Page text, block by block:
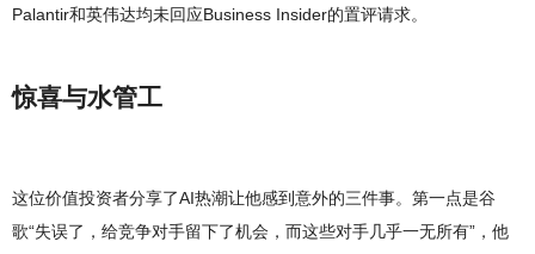
Palantir和英伟达均未回应Business Insider的置评请求。
惊喜与水管工
这位价值投资者分享了AI热潮让他感到意外的三件事。第一点是谷
歌“失误了，给竞争对手留下了机会，而这些对手几乎一无所有”，他